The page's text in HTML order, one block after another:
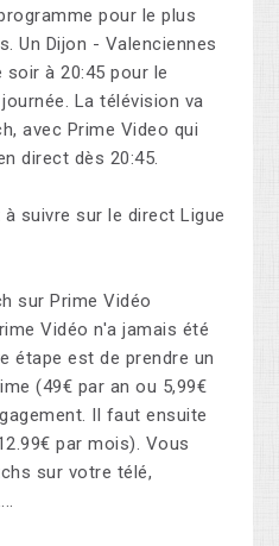
pour le plus
Un Dijon - Valenciennes
à 20:45 pour le
La télévision va
avec Prime Video qui
direct dès 20:45.
suivre sur le direct Ligue
sur Prime Vidéo
Vidéo n'a jamais été
étape est de prendre un
(49€ par an ou 5,99€
Il faut ensuite
par mois). Vous
sur votre télé,